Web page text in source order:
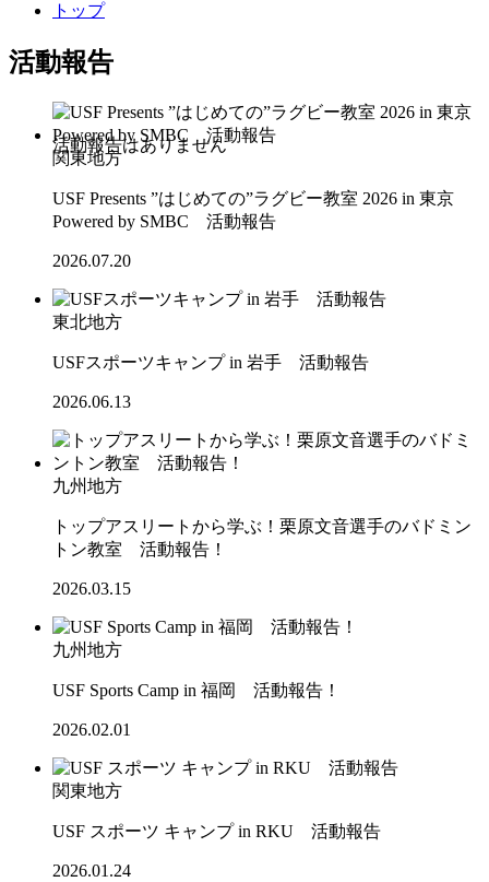
トップ
活動報告
関東地方
USF Presents ”はじめての”ラグビー教室 2026 in 東京
Powered by SMBC 活動報告
2026.07.20
東北地方
USFスポーツキャンプ in 岩手 活動報告
2026.06.13
九州地方
トップアスリートから学ぶ！栗原文音選手のバドミン
トン教室 活動報告！
2026.03.15
九州地方
USF Sports Camp in 福岡 活動報告！
2026.02.01
関東地方
USF スポーツ キャンプ in RKU 活動報告
2026.01.24